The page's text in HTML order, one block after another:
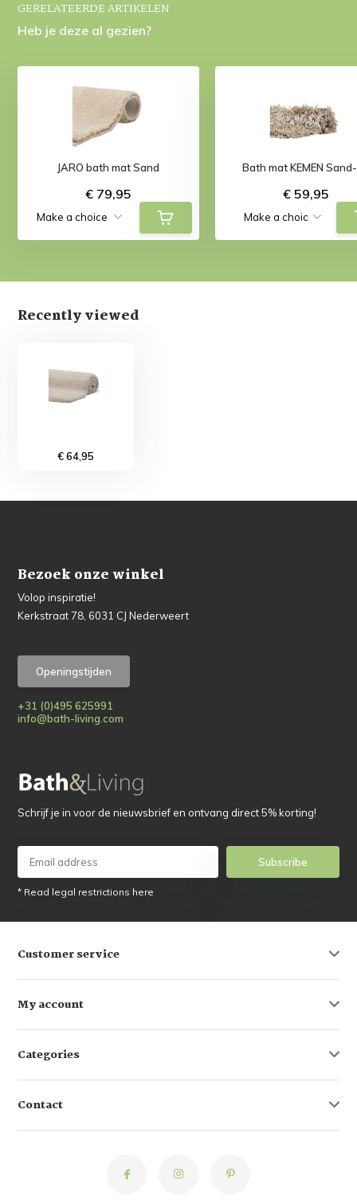
GERELATEERDE ARTIKELEN
Heb je deze al gezien?
JARO bath mat Sand
€ 79,95
Bath mat KEMEN
€ 59,95
Recently viewed
€ 64,95
Bezoek onze winkel
Volop inspiratie!
Kerkstraat 78, 6031 CJ Nederweert
Openingstijden
+31 (0)495 625991
info@bath-living.com
Schrijf je in voor de nieuwsbrief en ontvang direct 5% korting!
Subscribe
* Read legal restrictions here
Customer service
My account
Categories
Contact